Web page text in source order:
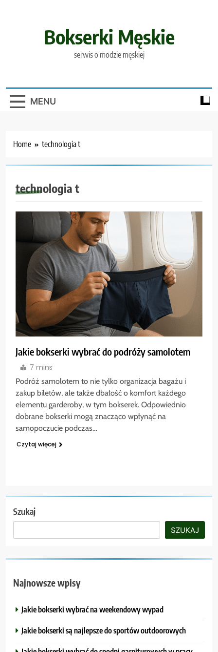
Bokserki Męskie
serwis o modzie męskiej
MENU
Home technologia t
technologia t
Jakie bokserki wybrać do podróży samolotem
7 mins
Podróż samolotem to nie tylko organizacja bagażu i
zakup biletów, ale także dbałość o komfort każdego
elementu garderoby, w tym bokserek. Odpowiednio
dobrane bokserki mogą znacząco wpłynąć na
samopoczucie podczas…
Czytaj więcej
Szukaj
SZUKAJ
Najnowsze wpisy
Jakie bokserki wybrać na weekendowy wypad
Jakie bokserki są najlepsze do sportów outdoorowych